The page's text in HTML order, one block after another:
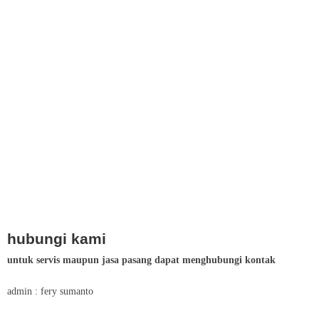
hubungi kami
untuk servis maupun jasa pasang dapat menghubungi kontak
admin : fery sumanto